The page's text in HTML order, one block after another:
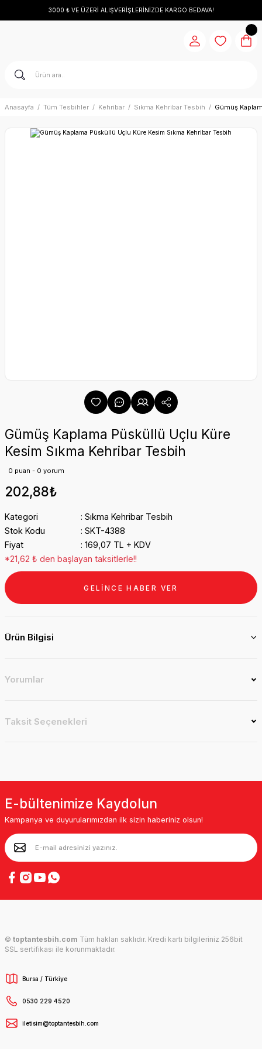
3000 ₺ VE ÜZERİ ALIŞVERİŞLERİNİZDE KARGO BEDAVA!
Anasayfa Tüm Tesbihler Kehribar Sıkma Kehribar Tesbih Gümüş
Gümüş Kaplama Püsküllü Uçlu Küre
Kesim Sıkma Kehribar Tesbih
0 puan - 0 yorum
202,88₺
Kategori
Sıkma Kehribar Tesbih
Stok Kodu
SKT-4388
Fiyat
169,07 TL + KDV
*21,62 ₺ den başlayan taksitlerle!!
GELİNCE HABER VER
Ürün Bilgisi
Yorumlar
Taksit Seçenekleri
E-bültenimize Kaydolun
Kampanya ve duyurularımızdan ilk sizin haberiniz olsun!
© toptantesbih.com Tüm hakları saklıdır. Kredi kartı bilgileriniz 256bit
SSL sertifikası ile korunmaktadır.
Bursa / Türkiye
0530 229 4520
iletisim@toptantesbih.com